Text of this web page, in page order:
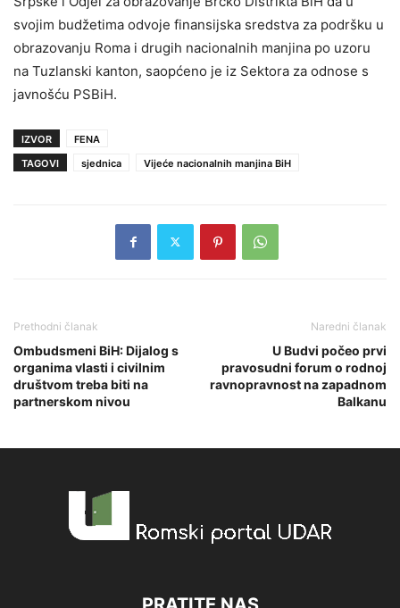
svojim budžetima odvoje finansijska sredstva za podršku u
obrazovanju Roma i drugih nacionalnih manjina po uzoru
na Tuzlanski kanton, saopćeno je iz Sektora za odnose s
javnošću PSBiH.
IZVOR
FENA
TAGOVI
sjednica Vijeće nacionalnih manjina BiH
Prethodni članak
Ombudsmeni BiH: Dijalog s
organima vlasti i civilnim
društvom treba biti na
partnerskom nivou
Naredni članak
U Budvi počeo prvi
pravosudni forum o rodnoj
ravnopravnost na zapadnom
Balkanu